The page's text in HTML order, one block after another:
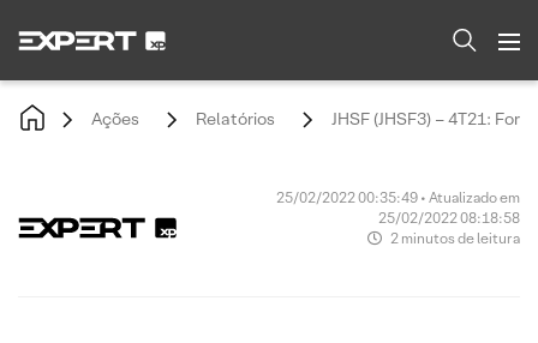
Ações Relatórios JHSF (JHSF3) – 4T21:
25/02/2022 00:35:49 • Atualizado em
25/02/2022 08:18:58
2 minutos de leitura